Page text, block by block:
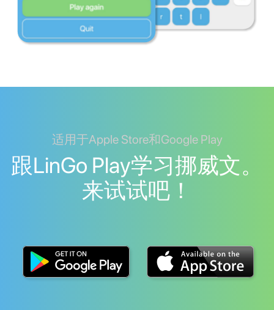
适用于Apple Store和Google Play
跟LinGo Play学习挪威文。
来试试吧！